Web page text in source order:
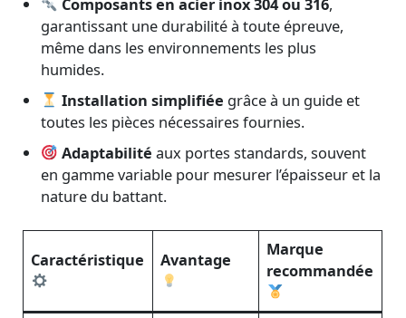
garantissant une durabilité à toute épreuve,
même dans les environnements les plus
humides.
Installation simplifiée grâce à un guide et
toutes les pièces nécessaires fournies.
Adaptabilité aux portes standards, souvent
en gamme variable pour mesurer l’épaisseur et la
nature du battant.
Caractéristique Avantage
Marque
recommandée